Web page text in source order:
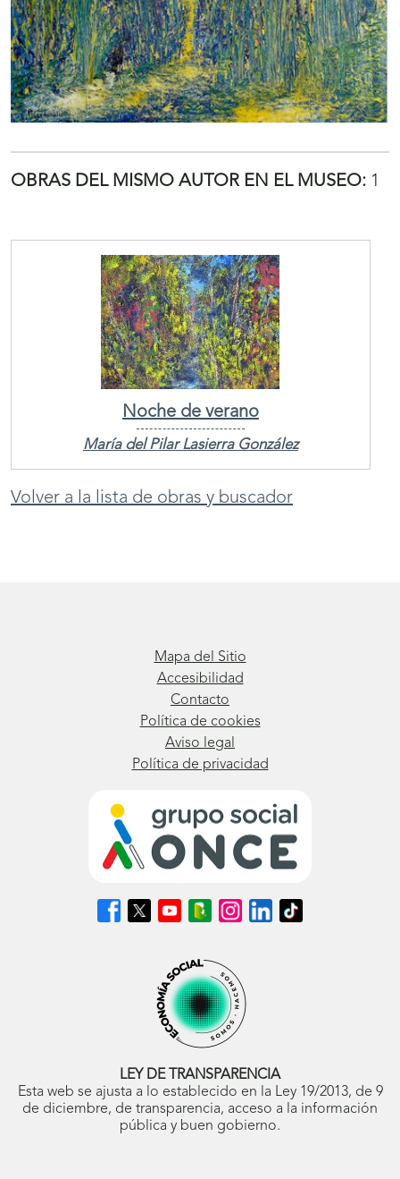
OBRAS DEL MISMO AUTOR EN EL MUSEO: 1
Noche de verano
María del Pilar Lasierra González
Volver a la lista de obras y buscador
Mapa del Sitio
Accesibilidad
Contacto
Política de cookies
Aviso legal
Política de privacidad
Síguenos
en
Síguenos
en
ventana
nueva)
Síguenos
en
abrirá
en
ventana
nueva)
Síguenos
en
Blog
ONCE
(se
abrirá
en
ventana
Síguenos
en
abrirá
en
ventana
nueva)
Síguenos
en
Síguenos
en
LEY DE TRANSPARENCIA
Esta web se ajusta a lo establecido en la Ley 19/2013, de 9
de diciembre, de transparencia, acceso a la información
pública y buen gobierno.